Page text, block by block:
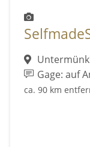
Gage: auf
ca. 90 km